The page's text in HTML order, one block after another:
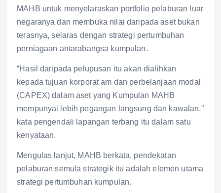
MAHB untuk menyelaraskan portfolio pelaburan luar
negaranya dan membuka nilai daripada aset bukan
terasnya, selaras dengan strategi pertumbuhan
perniagaan antarabangsa kumpulan.
“Hasil daripada pelupusan itu akan dialihkan
kepada tujuan korporat am dan perbelanjaan modal
(CAPEX) dalam aset yang Kumpulan MAHB
mempunyai lebih pegangan langsung dan kawalan,”
kata pengendali lapangan terbang itu dalam satu
kenyataan.
Mengulas lanjut, MAHB berkata, pendekatan
pelaburan semula strategik itu adalah elemen utama
strategi pertumbuhan kumpulan.